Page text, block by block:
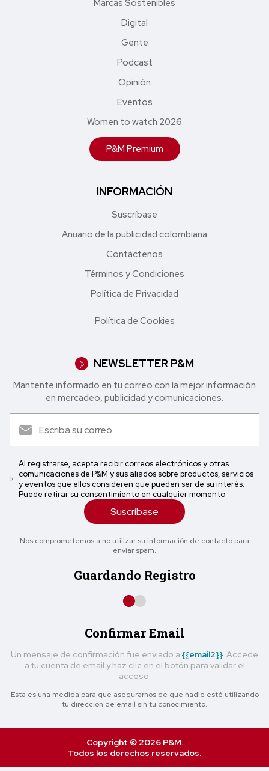
Marcas Sostenibles
Digital
Gente
Podcast
Opinión
Eventos
Women to watch 2026
P&M Premium
INFORMACIÓN
Suscríbase
Anuario de la publicidad colombiana
Contáctenos
Términos y Condiciones
Política de Privacidad
Política de Cookies
NEWSLETTER P&M
Mantente informado en tu correo con la mejor in formación
en mercadeo, publicidad y comunicaciones.
Al registrarse, acepta recibir correos electrónicos y otras
comunicaciones de P&M y sus aliados sobre productos, servicios
y eventos que ellos consideren que pueden ser de su interés.
Puede retirar su consentimiento en cualquier momento
Suscríbase
Nos comprometemos a no utilizar su información de contacto para
enviar spam.
Guardando Registro
Confirmar Email
Un mensaje de confirmación fue enviado a {{email2}}. Accede
a tu cuenta de email y haz clic en el botón para validar el
acceso.
Esta es una medida para que asegurarnos de que nadie esté utilizando
tu dirección de email sin tu conocimiento.
Copyright © 2026 P&M.
Todos los derechos reservados.